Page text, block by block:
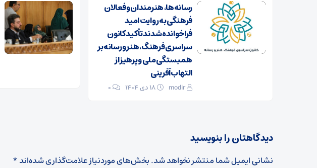
رسانه‌ها، هنرمندان و فعالان
فرهنگی به روایت امید
فراخوانده شدند تأکید کانون
سراسری فرهنگ، هنر و رسانه بر
همبستگی ملی و پرهیز از
التهاب‌آفرینی
modir
0
دیدگاهتان را بنویسید
نشانی ایمیل شما منتشر نخواهد شد.بخش‌های موردنیاز علامت‌گذاری شده‌اند*